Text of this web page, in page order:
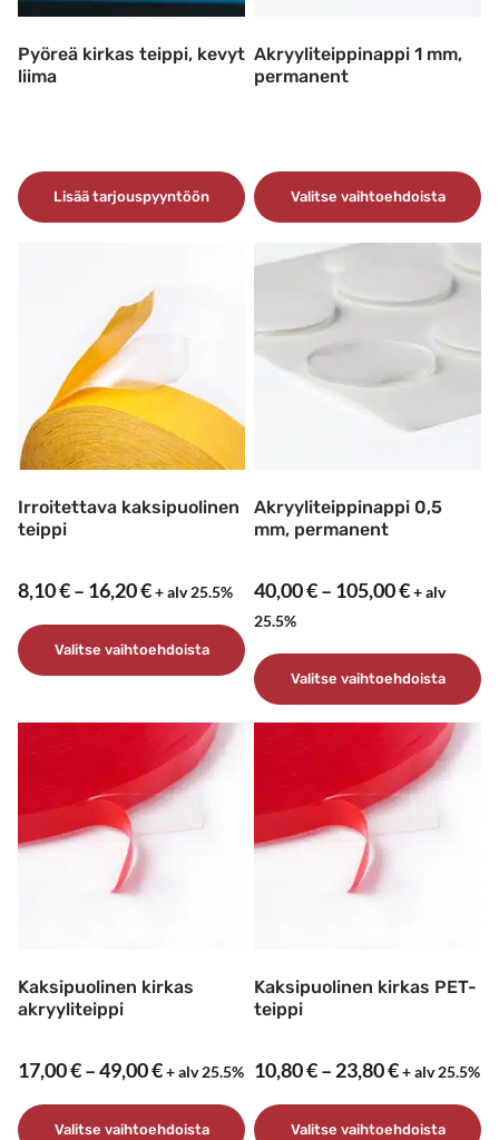
Pyöreä kirkas teippi, kevyt
liima
Lisää tarjouspyyntöön
Akryyliteippinappi 1 mm,
permanent
Valitse vaihtoehdoista
tuotteella
useampi
muunnelma.
sivulla.
Irroitettava kaksipuolinen
teippi
8,10€– 16,20€Hintaluokka:
-
16,20 €
+ alv 25.5%
Valitse vaihtoehdoista
tuotteella
muunnelma.
Voit
Akryyliteippinappi 0,5
mm, permanent
40,00€– 105,00€
105,00 €
+ alv
25.5%
Valitse vaihtoehdoista
Tällä
useampi
muunnelma.
sivulla.
Kaksipuolinen kirkas
akryyliteippi
17,00€–49,00€Hintaluokka:
-
+ alv 25.5%
Valitse vaihtoehdoista
Kaksipuolinen kirkas PET-
teippi
10,80€– 23,80€
-
+ alv 25.5%
Valitse vaihtoehdoista